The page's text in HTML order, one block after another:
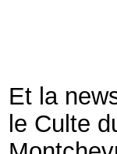
Et la
le Culte